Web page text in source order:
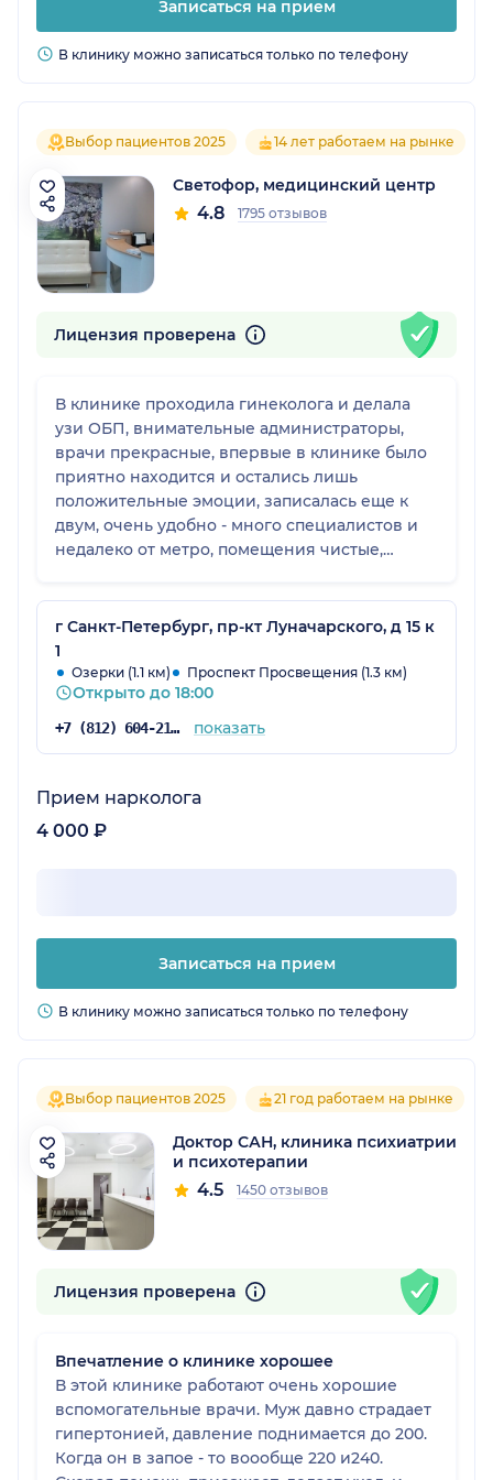
Записаться на прием
В клинику можно записаться только по телефону
Выбор пациентов 2025 14 лет работаем на рынке
Светофор, медицинский центр
4.8 1795 отзывов
Лицензия проверена
В клинике проходила гинеколога и делала
узи ОБП, внимательные администраторы,
врачи прекрасные, впервые в клинике было
приятно находится и остались лишь
положительные эмоции, записалась еще к
двум, очень удобно - много специалистов и
недалеко от метро, помещения чистые,
г Санкт-Петербург, пр-кт Луначарского, д 15 к
1
Озерки (1.1 км) Проспект Просвещения (1.3 км)
Открыто до 18:00
+7 (812) 604-21-48 показать
Прием нарколога
4 000 ₽
Записаться на прием
В клинику можно записаться только по телефону
Выбор пациентов 2025 21 год работаем на рынке
Доктор САН, клиника психиатрии
и психотерапии
4.5 1450 отзывов
Лицензия проверена
Впечатление о клинике хорошее
В этой клинике работают очень хорошие
вспомогательные врачи. Муж давно страдает
гипертонией, давление поднимается до 200.
Когда он в запое - то воообще 220 и240.